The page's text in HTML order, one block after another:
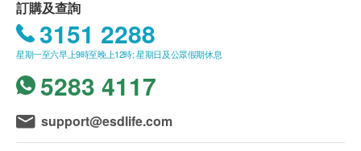
藍牙v5.1
自適應降噪功能及智能環境感知
防水防汗
無線Qi 充電和Type-C 連接器
持續播放長達24小時
充電10分鐘可播放1小時
不排除運送時間會因節日而有所影響。當八號烈風
訊號懸掛或黑色暴雨警告生效時，送貨服務時間將
會延遲。
所有訂單須視乎相關貨品的供應情況再作最後確
認。倘若健康網購health.ESDlife未能提供任何訂
單上的貨品，健康網購health.ESDlife有權拒絕接
受該訂單，並且會於送貨前透過電話或電郵通知顧
訂購及查詢
3151 2288
星期一至六早上9時至晚上12時; 星期日及公眾假期休息
5283 4117
support@esdlife.com